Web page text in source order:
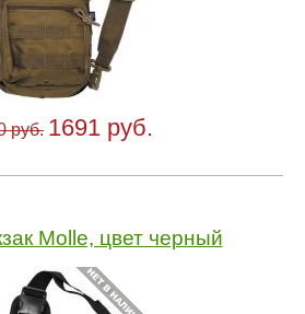
руб. 1691 руб.
Molle, цвет черный